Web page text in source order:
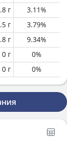
г 3.11%
г 3.79%
г 9.34%
0 г 0%
0 г 0%